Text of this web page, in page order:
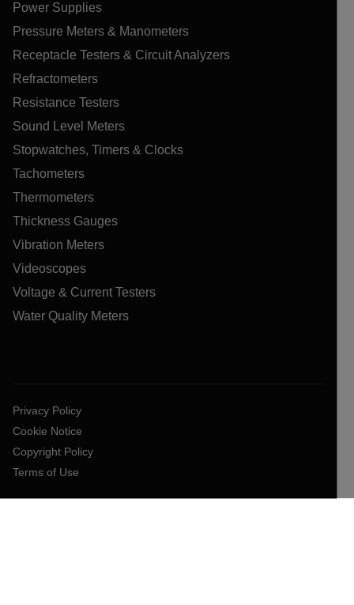
Power Supplies
Pressure Meters & Manometers
Receptacle Testers & Circuit Analyzers
Refractometers
Resistance Testers
Sound Level Meters
Stopwatches, Timers & Clocks
Tachometers
Thermometers
Thickness Gauges
Vibration Meters
Videoscopes
Voltage & Current Testers
Water Quality Meters
Privacy Policy
Cookie Notice
Copyright Policy
Terms of Use